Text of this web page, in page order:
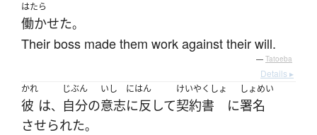
はたら
働かせた。
Their boss made them work against their will.
— Tatoeba
Details ▸
かれ
彼 は、
じぶん
自分の
いし
意志
にはん
に反して
けいやくしょ
契約書 に
しょめい
署名
させられた。